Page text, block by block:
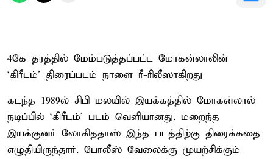
4கே தரத்தில் மேம்படுத்தப்பட்ட மோகன்லாலின்
‘கிரீடம்’ திரைப்படம் நாளை ரீ-ரிலீஸாகிறது
கடந்த 1989ல் சிபி மலயில் இயக்கத்தில் மோகன்லால்
நடிப்பில் ‘கிரீடம்’ படம் வெளியானது. மறைந்த
இயக்குனர் லோகிததாஸ் இந்த படத்திற்கு திரைக்கதை
எழுதியிருந்தார். போலீஸ் வேலைக்கு முயற்சிக்கும்